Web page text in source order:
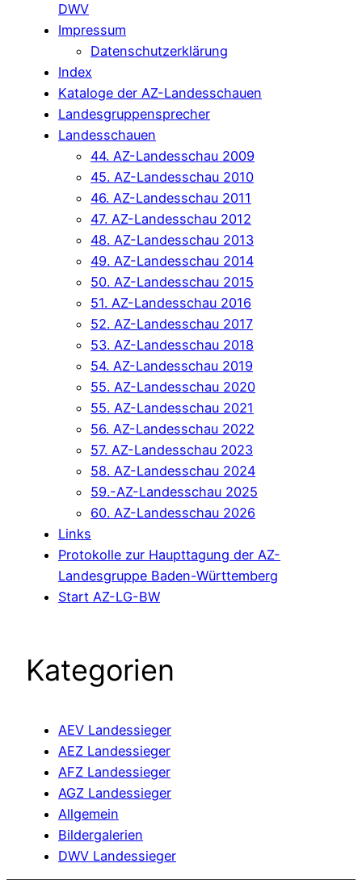
DWV
Impressum
Datenschutzerklärung
Index
Kataloge der AZ-Landesschauen
Landesgruppensprecher
Landesschauen
44. AZ-Landesschau 2009
45. AZ-Landesschau 2010
46. AZ-Landesschau 2011
47. AZ-Landesschau 2012
48. AZ-Landesschau 2013
49. AZ-Landesschau 2014
50. AZ-Landesschau 2015
51. AZ-Landesschau 2016
52. AZ-Landesschau 2017
53. AZ-Landesschau 2018
54. AZ-Landesschau 2019
55. AZ-Landesschau 2020
55. AZ-Landesschau 2021
56. AZ-Landesschau 2022
57. AZ-Landesschau 2023
58. AZ-Landesschau 2024
59.-AZ-Landesschau 2025
60. AZ-Landesschau 2026
Links
Protokolle zur Haupttagung der AZ-
Landesgruppe Baden-Württemberg
Start AZ-LG-BW
Kategorien
AEV Landessieger
AEZ Landessieger
AFZ Landessieger
AGZ Landessieger
Allgemein
Bildergalerien
DWV Landessieger